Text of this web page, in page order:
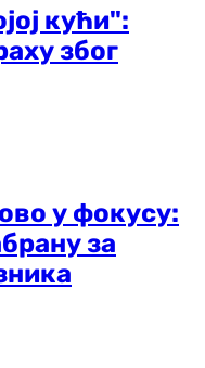
кући":
због
у фокусу:
за